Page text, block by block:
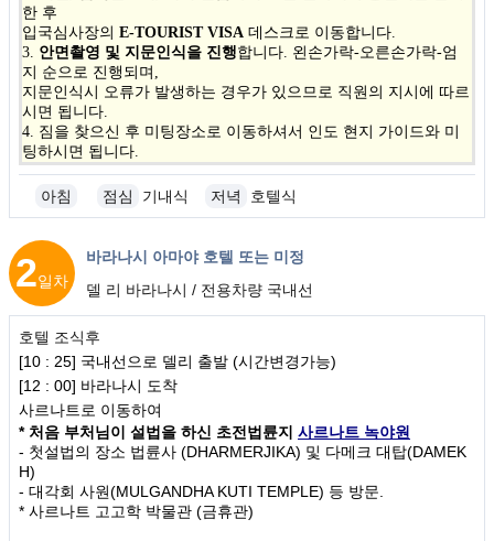
한 후
입국심사장의 E-TOURIST VISA 데스크로 이동합니다.
3. 안면촬영 및 지문인식을 진행합니다. 왼손가락-오른손가락-엄
지 순으로 진행되며,
지문인식시 오류가 발생하는 경우가 있으므로 직원의 지시에 따르
시면 됩니다.
4. 짐을 찾으신 후 미팅장소로 이동하셔서 인도 현지 가이드와 미
팅하시면 됩니다.
아침 점심 기내식 저녁 호텔식
2일차
바라나시 아마야 호텔 또는 미정
델 리 바라나시 / 전용차량 국내선
호텔 조식후
[10 : 25] 국내선으로 델리 출발 (시간변경가능)
[12 : 00] 바라나시 도착
사르나트로 이동하여
* 처음 부처님이 설법을 하신 초전법륜지 사르나트 녹야원
- 첫설법의 장소 법륜사 (DHARMERJIKA) 및 다메크 대탑(DAMEK
H)
- 대각회 사원(MULGANDHA KUTI TEMPLE) 등 방문.
* 사르나트 고고학 박물관 (금휴관)